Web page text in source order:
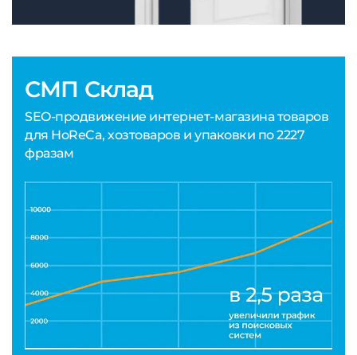
СМП Склад
SEO-продвижение интернет-магазина товаров
для HoReCa, хозтоваров и упаковки по 2227
фразам